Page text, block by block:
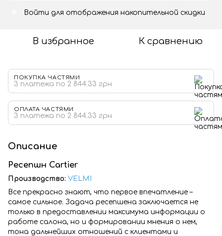
Войти для отображения накопительной скидки
В избранное К сравнению
ПОКУПКА ЧАСТЯМИ
3 платежа по 2 844.33 грн
ОПЛАТА ЧАСТЯМИ
3 платежа по 2 844.33 грн
Описание
Ресепшн Cartier
Производство: VELMI
Все прекрасно знают, что первое впечатление –
самое сильное. Задача ресепшена заключается не
только в предоставлении максимума информации о
работе салона, но и формировании мнения о нем,
тона дальнейших отношений с клиентами и